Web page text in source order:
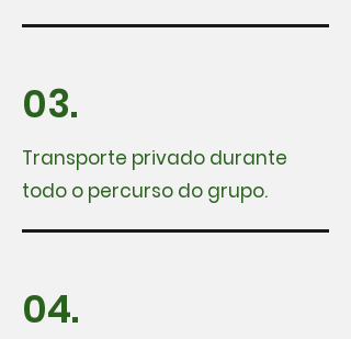
03.
Transporte privado durante
todo o percurso do grupo.
04.